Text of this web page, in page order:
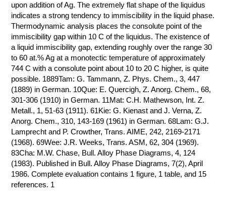
upon addition of Ag. The extremely flat shape of the liquidus
indicates a strong tendency to immiscibility in the liquid phase.
Thermodynamic analysis places the consolute point of the
immiscibility gap within 10 C of the liquidus. The existence of
a liquid immiscibility gap, extending roughly over the range 30
to 60 at.% Ag at a monotectic temperature of approximately
744 C with a consolute point about 10 to 20 C higher, is quite
possible. 1889Tam: G. Tammann, Z. Phys. Chem., 3, 447
(1889) in German. 10Que: E. Quercigh, Z. Anorg. Chem., 68,
301-306 (1910) in German. 11Mat: C.H. Mathewson, Int. Z.
Metall., 1, 51-63 (1911). 61Kie: G. Kienast and J. Verna, Z.
Anorg. Chem., 310, 143-169 (1961) in German. 68Lam: G.J.
Lamprecht and P. Crowther, Trans. AIME, 242, 2169-2171
(1968). 69Wee: J.R. Weeks, Trans. ASM, 62, 304 (1969).
83Cha: M.W. Chase, Bull. Alloy Phase Diagrams, 4, 124
(1983). Published in Bull. Alloy Phase Diagrams, 7(2), April
1986. Complete evaluation contains 1 figure, 1 table, and 15
references. 1